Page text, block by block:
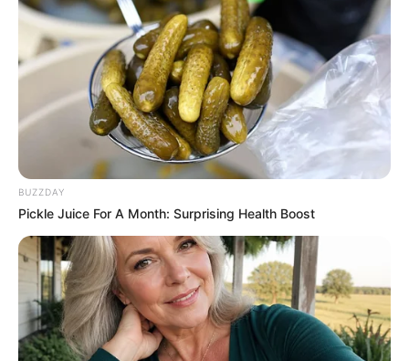
BUZZDAY
Pickle Juice For A Month: Surprising Health Boost